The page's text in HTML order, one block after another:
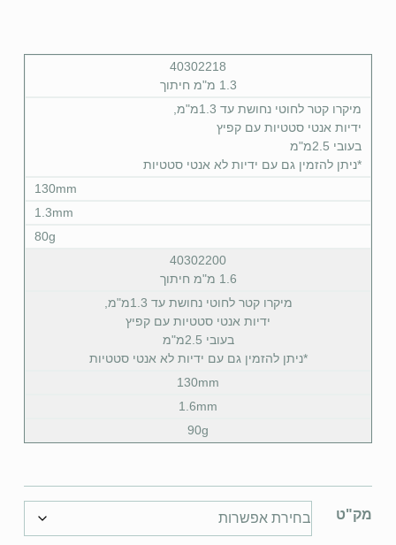
40302218
1.3 מ"מ חיתוך
מיקרו קטר לחוטי נחושת עד 1.3מ"מ,
ידיות אנטי סטטיות עם קפיץ
בעובי 2.5מ"מ
*ניתן להזמין גם עם ידיות לא אנטי סטטיות
130mm
1.3mm
80g
40302200
1.6 מ"מ חיתוך
מיקרו קטר לחוטי נחושת עד 1.3מ"מ,
ידיות אנטי סטטיות עם קפיץ
בעובי 2.5מ"מ
*ניתן להזמין גם עם ידיות לא אנטי סטטיות
130mm
1.6mm
90g
מק"ט